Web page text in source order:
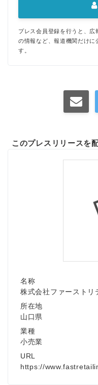
プレス会員登録を行うと、広
の情報など、報道機関だけに
す。
このプレスリリースを
名称
株式会社ファーストリ
所在地
山口県
業種
小売業
URL
https://